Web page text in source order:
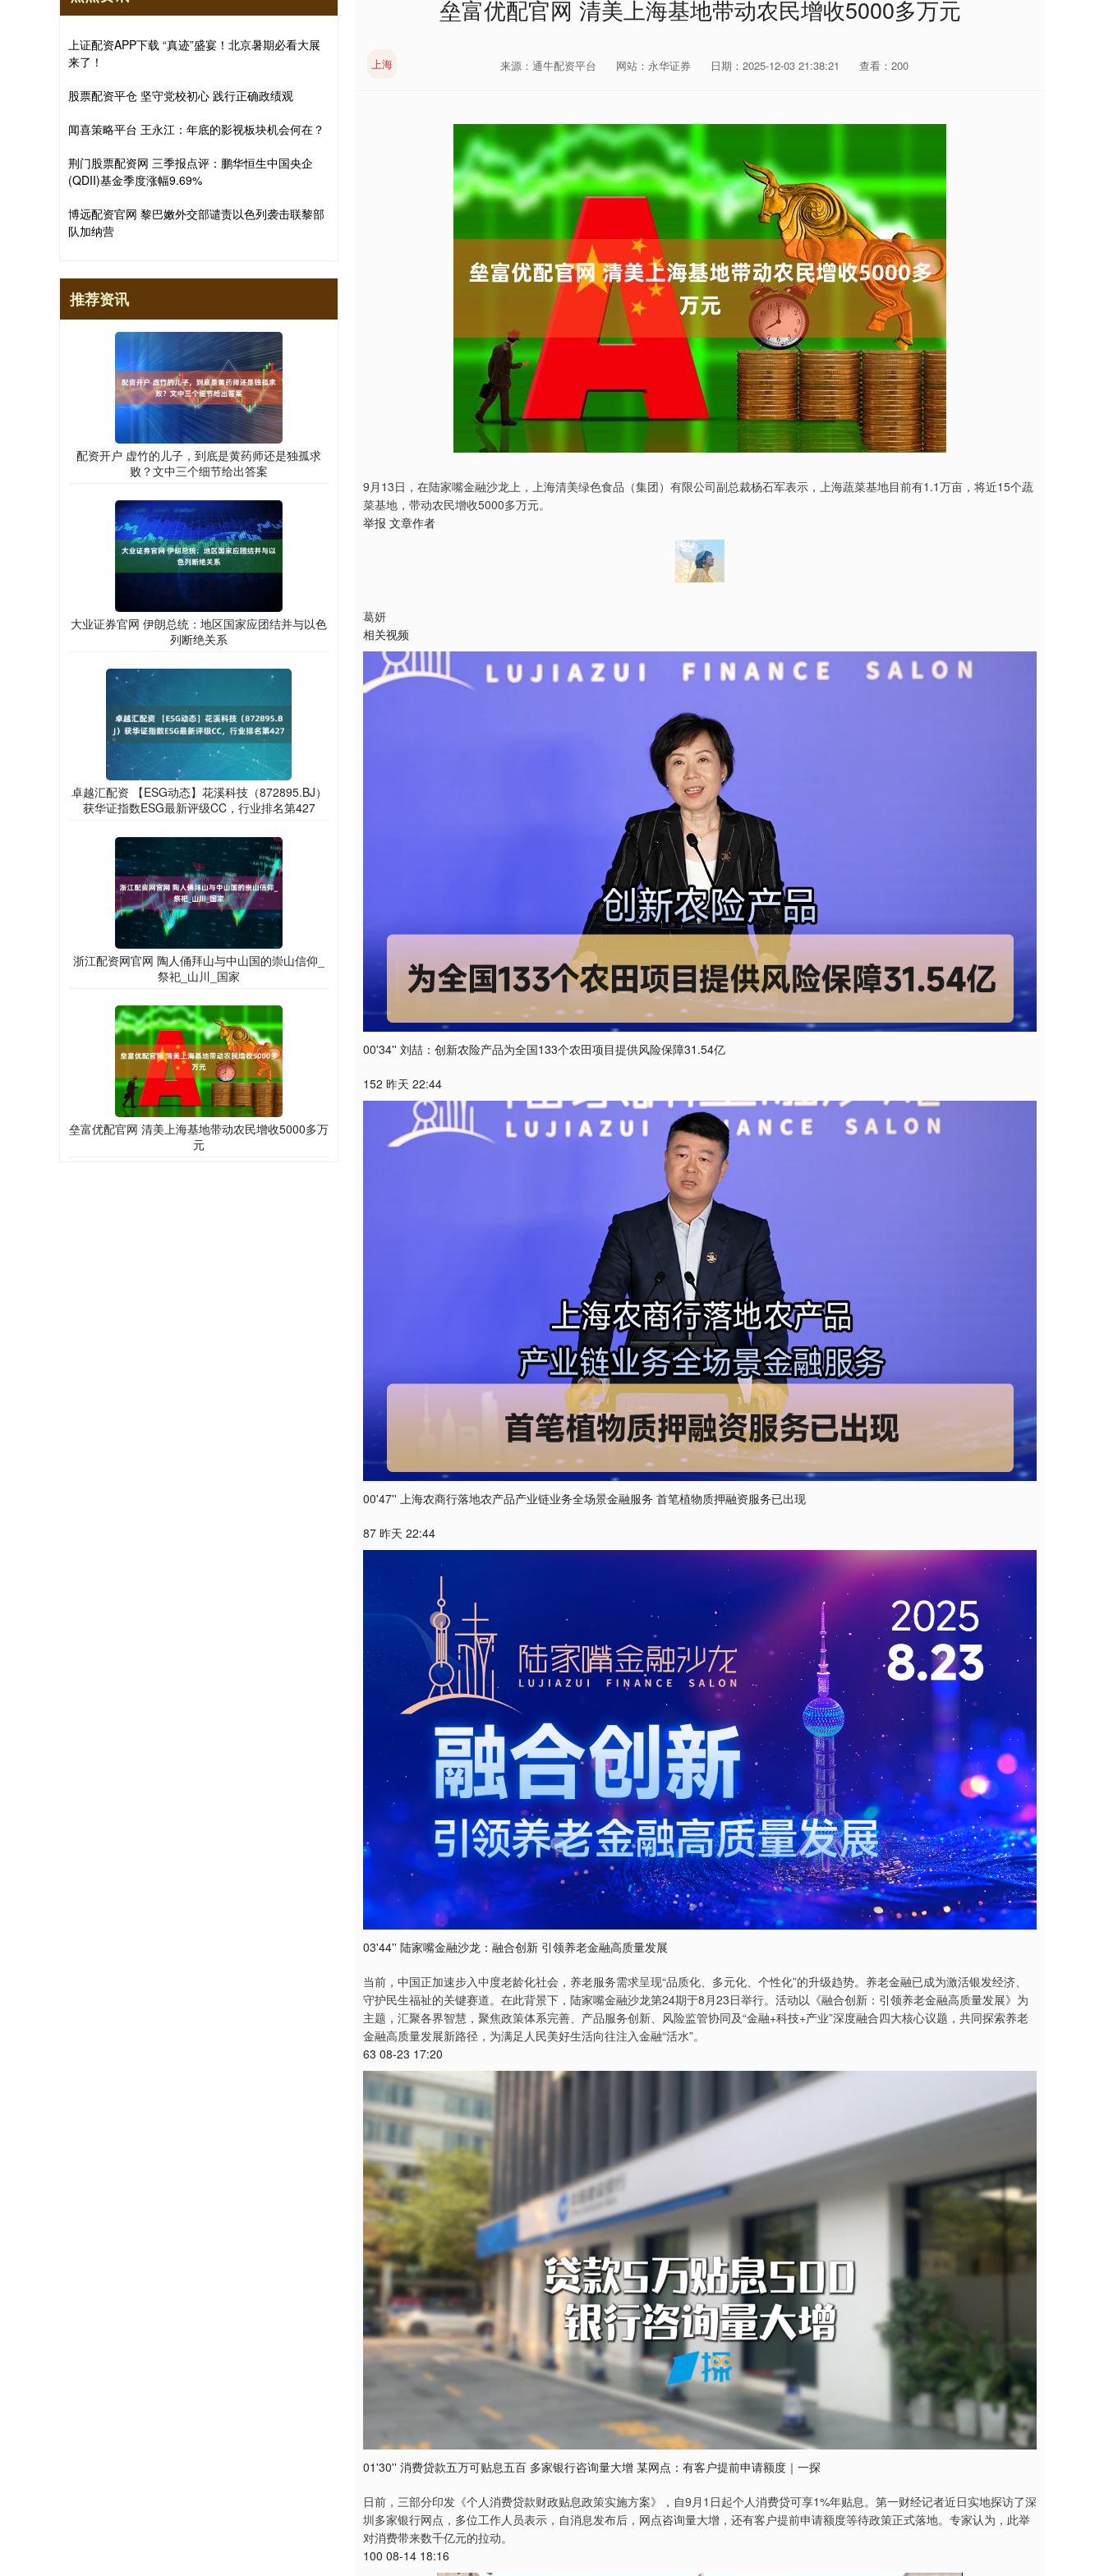
垒富优配官网 清美上海基地带动农民增收5000多万元
上海 来源：通牛配资平台 网站：永华证券 日期：2025-12-03 21:38:21 查看：200
9月13日，在陆家嘴金融沙龙上，上海清美绿色食品（集团）有限公司副总裁杨石军表示，上海蔬菜基地目前有1.1万亩，将近15个蔬
菜基地，带动农民增收5000多万元。
举报 文章作者
葛妍
相关视频
00'34'' 刘喆：创新农险产品为全国133个农田项目提供风险保障31.54亿
152 昨天 22:44
00'47'' 上海农商行落地农产品产业链业务全场景金融服务 首笔植物质押融资服务已出现
87 昨天 22:44
03'44'' 陆家嘴金融沙龙：融合创新 引领养老金融高质量发展
当前，中国正加速步入中度老龄化社会，养老服务需求呈现“品质化、多元化、个性化”的升级趋势。养老金融已成为激活银发经济、
守护民生福祉的关键赛道。在此背景下，陆家嘴金融沙龙第24期于8月23日举行。活动以《融合创新：引领养老金融高质量发展》为
主题，汇聚各界智慧，聚焦政策体系完善、产品服务创新、风险监管协同及“金融+科技+产业”深度融合四大核心议题，共同探索养老
金融高质量发展新路径，为满足人民美好生活向往注入金融“活水”。
63 08-23 17:20
01'30'' 消费贷款五万可贴息五百 多家银行咨询量大增 某网点：有客户提前申请额度｜一探
日前，三部分印发《个人消费贷款财政贴息政策实施方案》，自9月1日起个人消费贷可享1%年贴息。第一财经记者近日实地探访了深
圳多家银行网点，多位工作人员表示，自消息发布后，网点咨询量大增，还有客户提前申请额度等待政策正式落地。专家认为，此举
对消费带来数千亿元的拉动。
100 08-14 18:16
上证配资APP下载 “真迹”盛宴！北京暑期必看大展
来了！
股票配资平仓 坚守党校初心 践行正确政绩观
闻喜策略平台 王永江：年底的影视板块机会何在？
荆门股票配资网 三季报点评：鹏华恒生中国央企
(QDII)基金季度涨幅9.69%
博远配资官网 黎巴嫩外交部谴责以色列袭击联黎部
队加纳营
推荐资讯
配资开户 虚竹的儿子，到底是黄药师还是独孤求
败？文中三个细节给出答案
大业证券官网 伊朗总统：地区国家应团结并与以色
列断绝关系
卓越汇配资 【ESG动态】花溪科技（872895.BJ）
获华证指数ESG最新评级CC，行业排名第427
浙江配资网官网 陶人俑拜山与中山国的崇山信仰_
祭祀_山川_国家
垒富优配官网 清美上海基地带动农民增收5000多万
元